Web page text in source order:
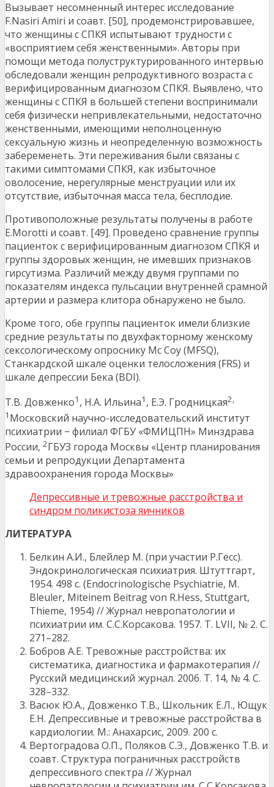
Вызывает несомненный интерес исследование
F.Nasiri Amiri и соавт. [50], продемонстрировавшее,
что женщины с СПКЯ испытывают трудности с
«восприятием себя женственными». Авторы при
помощи метода полуструктурированного интервью
обследовали женщин репродуктивного возраста с
верифицированным диагнозом СПКЯ. Выявлено, что
женщины с СПКЯ в большей степени воспринимали
себя физически непривлекательными, недостаточно
женственными, имеющими неполноценную
сексуальную жизнь и неопределенную возможность
забеременеть. Эти переживания были связаны с
такими симптомами СПКЯ, как избыточное
оволосение, нерегулярные менструации или их
отсутствие, избыточная масса тела, бесплодие.
Противоположные результаты получены в работе
E.Morotti и соавт. [49]. Проведено сравнение группы
пациенток с верифицированным диагнозом СПКЯ и
группы здоровых женщин, не имевших признаков
гирсутизма. Различий между двумя группами по
показателям индекса пульсации внутренней срамной
артерии и размера клитора обнаружено не было.
Кроме того, обе группы пациенток имели близкие
средние результаты по двухфакторному женскому
сексологическому опроснику Mc Coy (MFSQ),
Станкардской шкале оценки телосложения (FRS) и
шкале депрессии Бека (BDI).
Т.В. Довженко1 , Н.А. Ильина1 , Е.Э. Гродницкая2,
1 Московский научно-исследовательский институт
психиатрии − филиал ФГБУ «ФМИЦПН» Минздрава
России, 2ГБУЗ города Москвы «Центр планирования
семьи и репродукции Департамента
здравоохранения города Москвы»
Депрессивные и тревожные расстройства и
синдром поликистоза яичников
ЛИТЕРАТУРА
Белкин А.И., Блейлер М. (при участии Р.Гесс).
Эндокринологическая психиатрия. Штуттгарт,
1954. 498 с. (Endocrinologische Psychiatrie, M.
Bleuler, Miteinem Beitrag von R.Hess, Stuttgart,
Thieme, 1954) // Журнал невропатологии и
психиатрии им. С.С.Корсакова. 1957. Т. LVII, № 2. С.
271–282.
Бобров А.Е. Тревожные расстройства: их
систематика, диагностика и фармакотерапия //
Русский медицинский журнал. 2006. Т. 14, № 4. С.
328–332.
Васюк Ю.А., Довженко Т.В., Школьник Е.Л., Ющук
Е.Н. Депрессивные и тревожные расстройства в
кардиологии. М.: Анахарсис, 2009. 200 с.
Вертоградова О.П., Поляков С.Э., Довженко Т.В. и
соавт. Структура пограничных расстройств
депрессивного спектра // Журнал